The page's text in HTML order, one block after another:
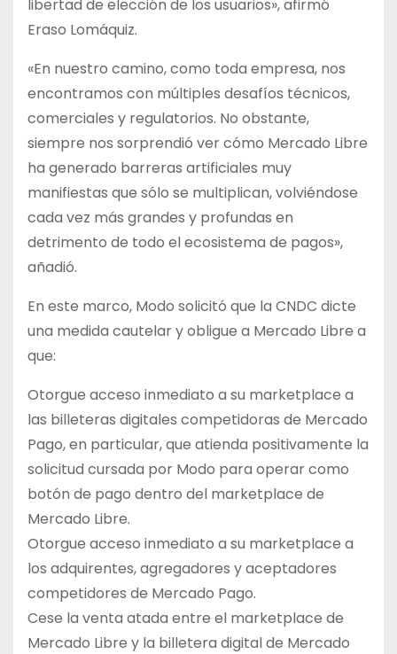
libertad de elección de los usuarios», afirmó
Eraso Lomáquiz.
«En nuestro camino, como toda empresa, nos
encontramos con múltiples desafíos técnicos,
comerciales y regulatorios. No obstante,
siempre nos sorprendió ver cómo Mercado Libre
ha generado barreras artificiales muy
manifiestas que sólo se multiplican, volviéndose
cada vez más grandes y profundas en
detrimento de todo el ecosistema de pagos»,
añadió.
En este marco, Modo solicitó que la CNDC dicte
una medida cautelar y obligue a Mercado Libre a
que:
Otorgue acceso inmediato a su marketplace a
las billeteras digitales competidoras de Mercado
Pago, en particular, que atienda positivamente la
solicitud cursada por Modo para operar como
botón de pago dentro del marketplace de
Mercado Libre.
Otorgue acceso inmediato a su marketplace a
los adquirentes, agregadores y aceptadores
competidores de Mercado Pago.
Cese la venta atada entre el marketplace de
Mercado Libre y la billetera digital de Mercado